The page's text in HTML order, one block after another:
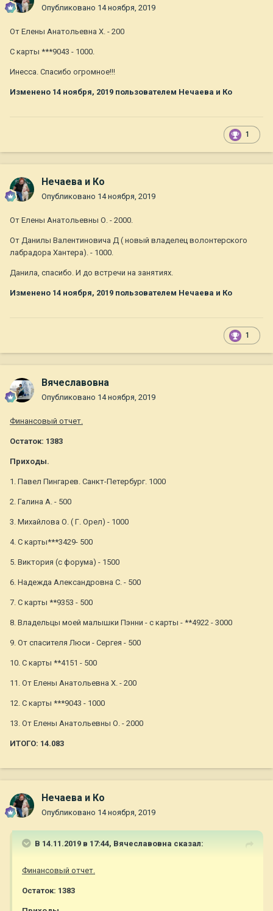
Опубликовано 14 ноября, 2019
От Елены Анатольевна Х. - 200
С карты ***9043 - 1000.
Инесса. Спасибо огромное!!!
Изменено 14 ноября, 2019 пользователем Нечаева и Ко
1
Нечаева и Ко
Опубликовано 14 ноября, 2019
От Елены Анатольевны О. - 2000.
От Данилы Валентиновича Д ( новый владелец волонтерского
лабрадора Хантера). - 1000.
Данила, спасибо. И до встречи на занятиях.
Изменено 14 ноября, 2019 пользователем Нечаева и Ко
1
Вячеславовна
Опубликовано 14 ноября, 2019
Финансовый отчет.
Остаток: 1383
Приходы.
1. Павел Пингарев. Санкт-Петербург. 1000
2. Галина А. - 500
3. Михайлова О. ( Г. Орел) - 1000
4. С карты***3429- 500
5. Виктория (с форума) - 1500
6. Надежда Александровна С. - 500
7. С карты **9353 - 500
8. Владельцы моей малышки Пэнни - с карты - **4922 - 3000
9. От спасителя Люси - Сергея - 500
10. С карты **4151 - 500
11. От Елены Анатольевна Х. - 200
12. С карты ***9043 - 1000
13. От Елены Анатольевны О. - 2000
ИТОГО: 14.083
Нечаева и Ко
Опубликовано 14 ноября, 2019
В 14.11.2019 в 17:44, Вячеславовна сказал:
Финансовый отчет.
Остаток: 1383